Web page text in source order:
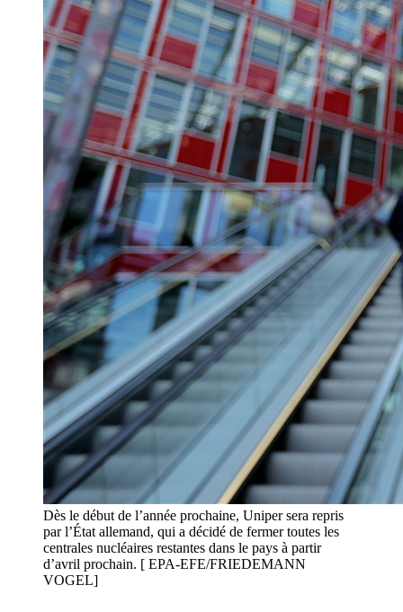
Dès le début de l’année prochaine, Uniper sera repris
par l’État allemand, qui a décidé de fermer toutes les
centrales nucléaires restantes dans le pays à partir
d’avril prochain. [ EPA-EFE/FRIEDEMANN
VOGEL]